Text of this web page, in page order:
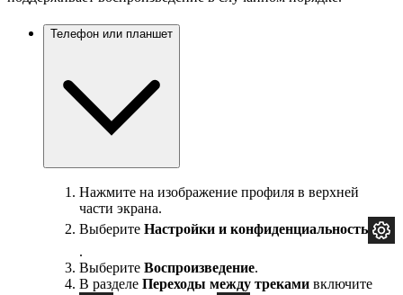
Телефон или планшет
Нажмите на изображение профиля в верхней
части экрана.
Выберите Настройки и конфиденциальность
.
Выберите Воспроизведение.
В разделе Переходы между треками включите